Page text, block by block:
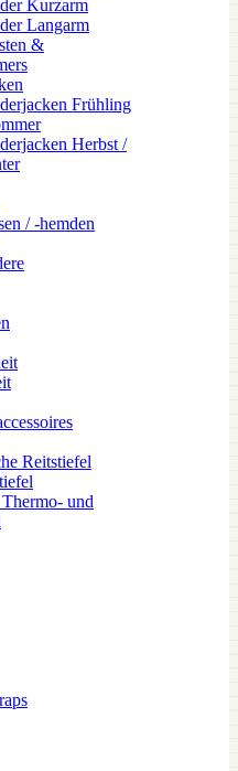
Kurzarm
Langarm
&
Frühling
Herbst /
/ -hemden
Reitstiefel
und